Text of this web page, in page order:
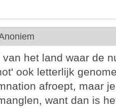
het land waar de
ook letterlijk
afroept, maar
want dan is